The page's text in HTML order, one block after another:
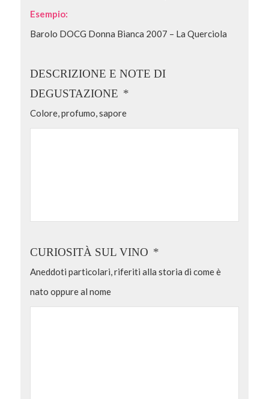
Esempio:
Barolo DOCG Donna Bianca 2007 – La Querciola
DESCRIZIONE E NOTE DI
DEGUSTAZIONE *
Colore, profumo, sapore
CURIOSITÀ SUL VINO *
Aneddoti particolari, riferiti alla storia di come è
nato oppure al nome